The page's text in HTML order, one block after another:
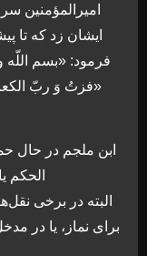
امیرالمؤمنین
ایشان زد که تا
فرمود: «بسم اللّه
«فزتُ وَ ربّ
ابن ملجم در حال
الحکم
البته در برخی
براى نماز، یا در